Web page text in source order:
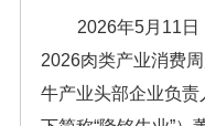
2026年5月11
2026肉类产业消费
牛产业头部企业负